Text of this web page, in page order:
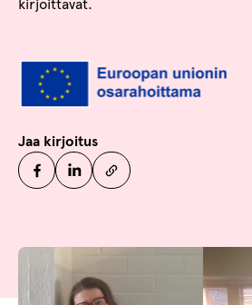
kirjoittavat.
Jaa kirjoitus